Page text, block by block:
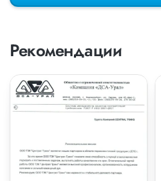
Рекомендации